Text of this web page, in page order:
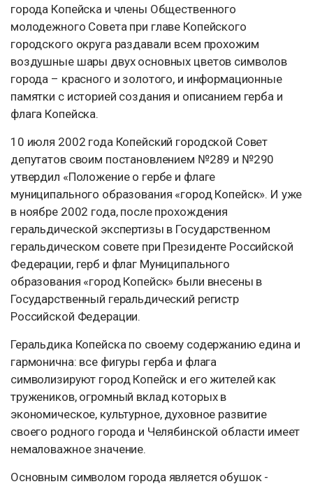
города Копейска и члены Общественного
молодежного Совета при главе Копейского
городского округа раздавали всем прохожим
воздушные шары двух основных цветов символов
города – красного и золотого, и информационные
памятки с историей создания и описанием герба и
флага Копейска.
10 июля 2002 года Копейский городской Совет
депутатов своим постановлением №289 и №290
утвердил «Положение о гербе и флаге
муниципального образования «город Копейск». И уже
в ноябре 2002 года, после прохождения
геральдической экспертизы в Государственном
геральдическом совете при Президенте Российской
Федерации, герб и флаг Муниципального
образования «город Копейск» были внесены в
Государственный геральдический регистр
Российской Федерации.
Геральдика Копейска по своему содержанию едина и
гармонична: все фигуры герба и флага
символизируют город Копейск и его жителей как
тружеников, огромный вклад которых в
экономическое, культурное, духовное развитие
своего родного города и Челябинской области имеет
немаловажное значение.
Основным символом города является обушок -